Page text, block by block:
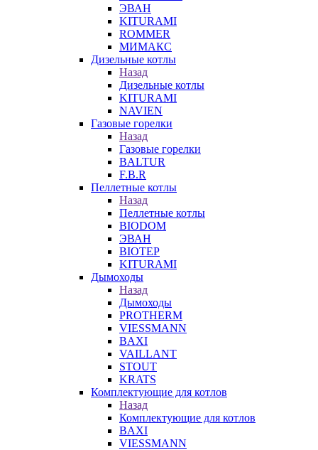
ЭВАН
KITURAMI
ROMMER
МИМАКС
Дизельные котлы
Назад
Дизельные котлы
KITURAMI
NAVIEN
Газовые горелки
Назад
Газовые горелки
BALTUR
F.B.R
Пеллетные котлы
Назад
Пеллетные котлы
BIODOM
ЭВАН
BIOTEP
KITURAMI
Дымоходы
Назад
Дымоходы
PROTHERM
VIESSMANN
BAXI
VAILLANT
STOUT
KRATS
Комплектующие для котлов
Назад
Комплектующие для котлов
BAXI
VIESSMANN